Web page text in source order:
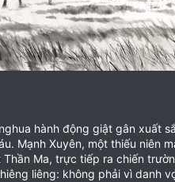
hành động giật gân xuất
Mạnh Xuyên, một thiếu niên
Ma, trực tiếp ra chiến
liêng: không phải vì danh